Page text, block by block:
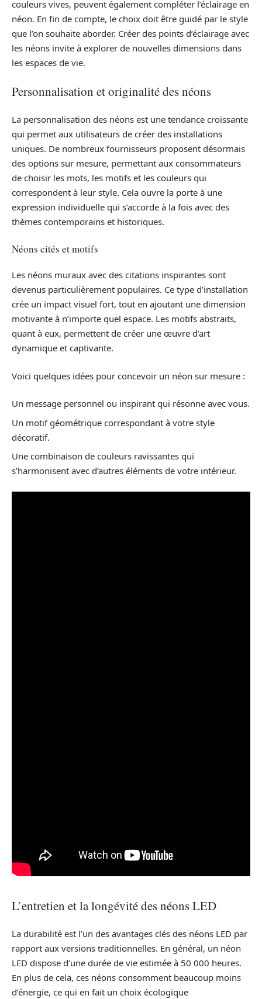
couleurs vives, peuvent également compléter l’éclairage en
néon. En fin de compte, le choix doit être guidé par le style
que l’on souhaite aborder. Créer des points d’éclairage avec
les néons invite à explorer de nouvelles dimensions dans
les espaces de vie.
Personnalisation et originalité des néons
La personnalisation des néons est une tendance croissante
qui permet aux utilisateurs de créer des installations
uniques. De nombreux fournisseurs proposent désormais
des options sur mesure, permettant aux consommateurs
de choisir les mots, les motifs et les couleurs qui
correspondent à leur style. Cela ouvre la porte à une
expression individuelle qui s’accorde à la fois avec des
thèmes contemporains et historiques.
Néons cités et motifs
Les néons muraux avec des citations inspirantes sont
devenus particulièrement populaires. Ce type d’installation
crée un impact visuel fort, tout en ajoutant une dimension
motivante à n’importe quel espace. Les motifs abstraits,
quant à eux, permettent de créer une œuvre d’art
dynamique et captivante.
Voici quelques idées pour concevoir un néon sur mesure :
Un message personnel ou inspirant qui résonne avec vous.
Un motif géométrique correspondant à votre style
décoratif.
Une combinaison de couleurs ravissantes qui
s’harmonisent avec d’autres éléments de votre intérieur.
L’entretien et la longévité des néons LED
La durabilité est l’un des avantages clés des néons LED par
rapport aux versions traditionnelles. En général, un néon
LED dispose d’une durée de vie estimée à 50 000 heures.
En plus de cela, ces néons consomment beaucoup moins
d’énergie, ce qui en fait un choix écologique